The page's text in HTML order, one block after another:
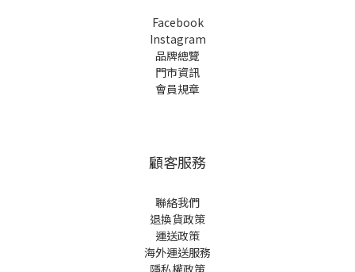
Facebook
Instagram
品牌總覽
門市資訊
會員規章
顧客服務
聯絡我們
退換貨政策
運送政策
海外運送服務
隱私權政策